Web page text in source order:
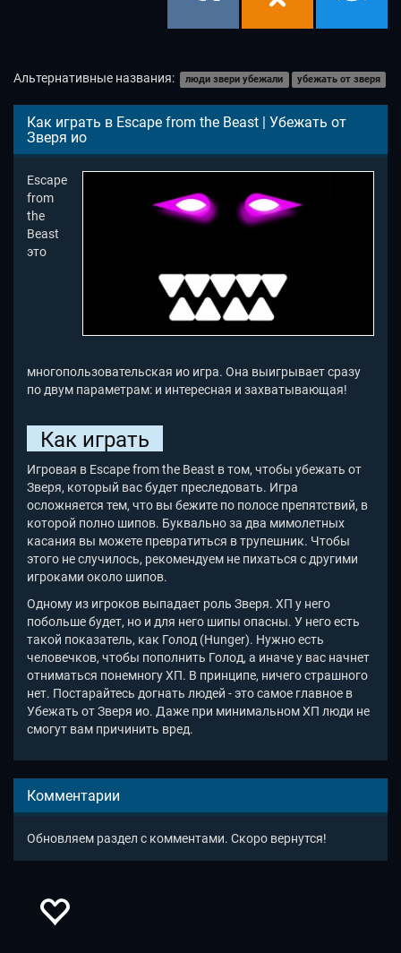
Альтернативные названия: люди звери убежали убежать от зверя
Как играть в Escape from the Beast | Убежать от
Зверя ио
Escape
from
the
Beast
это
многопользовательская ио игра. Она выигрывает сразу
по двум параметрам: и интересная и захватывающая!
Как играть
Игровая в Escape from the Beast в том, чтобы убежать от
Зверя, который вас будет преследовать. Игра
осложняется тем, что вы бежите по полосе препятствий, в
которой полно шипов. Буквально за два мимолетных
касания вы можете превратиться в трупешник. Чтобы
этого не случилось, рекомендуем не пихаться с другими
игроками около шипов.
Одному из игроков выпадает роль Зверя. ХП у него
побольше будет, но и для него шипы опасны. У него есть
такой показатель, как Голод (Hunger). Нужно есть
человечков, чтобы пополнить Голод, а иначе у вас начнет
отниматься понемногу ХП. В принципе, ничего страшного
нет. Постарайтесь догнать людей - это самое главное в
Убежать от Зверя ио. Даже при минимальном ХП люди не
смогут вам причинить вред.
Комментарии
Обновляем раздел с комментами. Скоро вернутся!